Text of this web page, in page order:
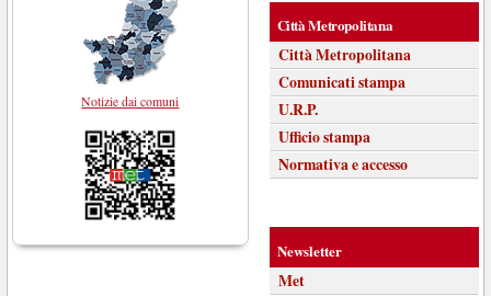
Notizie dai comuni
Città Metropolitana
Città Metropolitana
Comunicati stampa
U.R.P.
Ufficio stampa
Normativa e accesso
Newsletter
Met